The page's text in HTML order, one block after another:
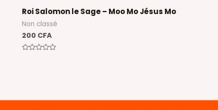
Roi Salomon le Sage – Moo Mo Jésus Mo
Non classé
200 CFA